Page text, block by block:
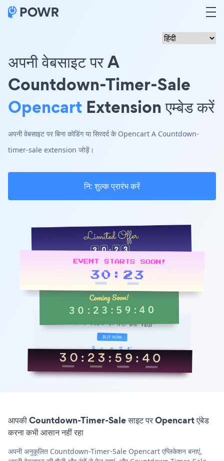
अपनी वेबसाइट पर A
Countdown-Timer-Sale
Opencart Extension एम्बेड करें
अपनी वेबसाइट पर बिना कोडिंग या सिरदर्द के Opencart A Countdown-
timer-sale extension जोड़ें।
नि: शुल्क प्रारंभ करें
आपकी Countdown-Timer-Sale साइट पर Opencart एंबेड
करना कभी आसान नहीं रहा
अपनी अनुकूलित Countdown-Timer-Sale Opencart एप्लिकेशन बनाएं,